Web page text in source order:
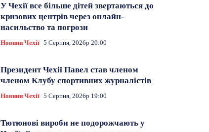
У Чехії все більше дітей звертаються до
кризових центрів через онлайн-
насильство та погрози
Новини Чехії 5 Серпня, 2026р 20:00
Президент Чехії Павел став членом
членом Клубу спортивних журналістів
Новини Чехії 5 Серпня, 2026р 19:00
Тютюнові вироби не подорожчають у